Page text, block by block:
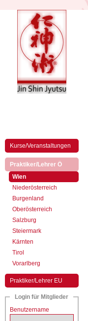
Kurse/Veranstaltungen
Praktiker/Lehrer Ö(aktiv)
Wien(aktiv)
Niederösterreich
Burgenland
Oberösterreich
Salzburg
Steiermark
Kärnten
Tirol
Vorarlberg
Praktiker/Lehrer EU
Login für Mitglieder
Benutzername